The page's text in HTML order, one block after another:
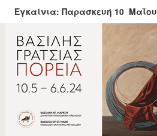
Εγκαίνια: Παρασκευή 10